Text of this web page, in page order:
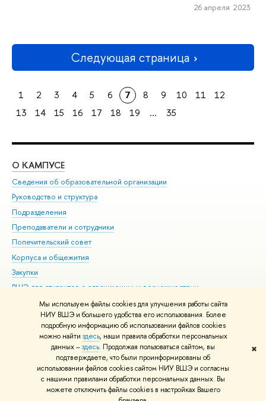
Мы используем файлы cookies для улучшения работы сайта
НИУ ВШЭ и большего удобства его использования. Более
подробную информацию об использовании файлов cookies
можно найти здесь, наши правила обработки персональных
данных –здесь. Продолжая пользоваться сайтом, вы
подтверждаете, что были проинформированы об
использовании файлов cookies сайтом НИУ ВШЭ и согласны
с нашими правилами обработки персональных данных. Вы
можете отключить файлы cookies в настройках Вашего
✖
26 апреля 2023
Следующая страница
1 2 3 4 5 6 7 8 9 10 11
12
13
14 15 16 17 18 19 ... 35
О КАМПУСЕ
Сведения об образовательной организации
Руководство и структура
Подразделения
Преподаватели и сотрудники
Попечительский совет
Корпуса и общежития
Закупки
ВШЭ для студентов с ограниченными возможностями
здоровья и инвалидностью
Версия для слабовидящих
Единая платежная страница
© НИУ ВШЭ 1993–2026 Адреса и контакты Условия использования
материалов Политика конфиденциальности Карта сайта
Шрифты HSE Sans и HSE Slab разработаны вШколе дизайна НИУ ВШЭ